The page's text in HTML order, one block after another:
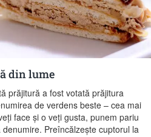
din lume
prăjitură a fost votată prăjitura
de verdens beste – cea mai
face și o veți gusta, punem pariu
Preîncălzește cuptorul la